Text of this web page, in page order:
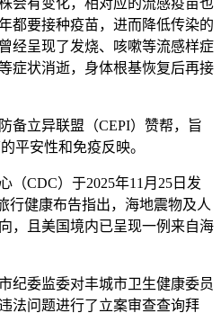
会有变化，相对应的流感疫苗也
都要接种疫苗，进而降低传染的
经呈现了发烧、咳嗽等流感样症
症状消逝，身体根基恢复后再接
立异联盟（CEPI）赞帮，旨
平安性和免疫反映。
CDC）于2025年11月25日发
行健康布告指出，海地震物及人
，且美国境内已呈现一例来自海
委监委对丰城市卫生健康委员
法问题进行了立案审查查询拜